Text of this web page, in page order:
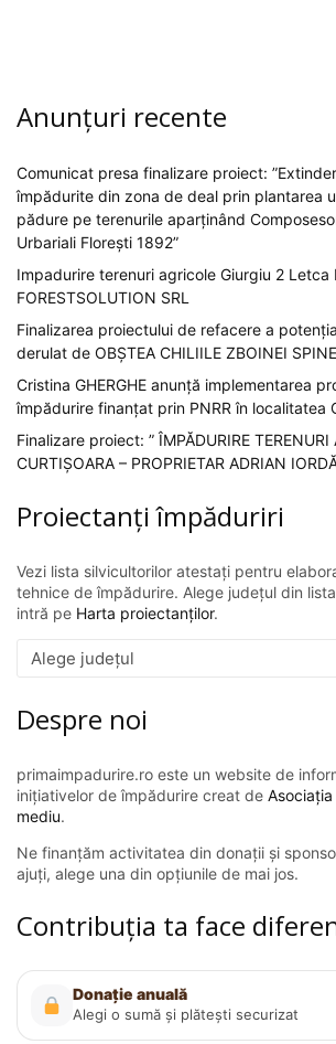
Anunțuri recente
Comunicat presa finalizare proiect:
împădurite din zona de deal prin plantarea
pădure pe terenurile aparținând
Urbariali Florești 1892”
Impadurire terenuri agricole Giurgiu 2 Letca
FORESTSOLUTION SRL
Finalizarea proiectului de refacere a
derulat de OBȘTEA CHILIILE ZBOINEI
Cristina GHERGHE anunță implementarea
împădurire finanțat prin PNRR în localitatea
Finalizare proiect: ” ÎMPĂDURIRE TERENURI
CURTIȘOARA – PROPRIETAR ADRIAN
Proiectanți împăduriri
Vezi lista silvicultorilor atestați pentru
tehnice de împădurire. Alege județul din
intră pe Harta proiectanților.
Despre noi
primaimpadurire.ro este un website de
inițiativelor de împădurire creat de
mediu.
Ne finanțăm activitatea din donații și
ajuți, alege una din opțiunile de mai jos.
Contribuția ta face
Donație anuală
Alegi o sumă și plătești securizat